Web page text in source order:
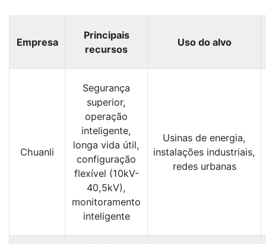
Empresa
Principais
recursos
Uso do alvo
Chuanli
Segurança
superior,
operação
inteligente,
longa vida útil,
configuração
flexível (10kV-
40,5kV),
monitoramento
inteligente
Usinas de energia,
instalações industriais,
redes urbanas